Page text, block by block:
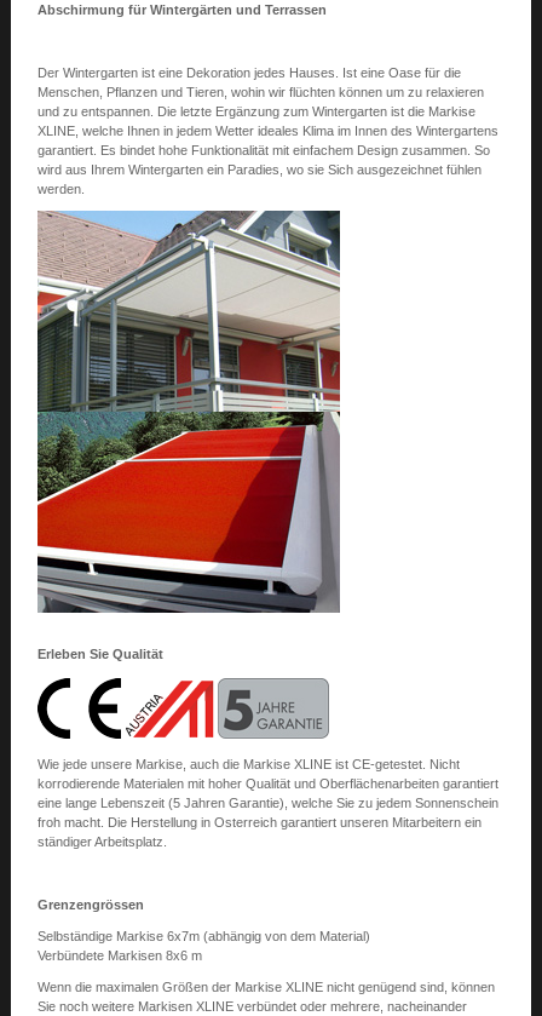
Abschirmung für Wintergärten und Terrassen
Der Wintergarten ist eine Dekoration jedes Hauses. Ist eine Oase für die
Menschen, Pflanzen und Tieren, wohin wir flüchten können um zu relaxieren
und zu entspannen. Die letzte Ergänzung zum Wintergarten ist die Markise
XLINE, welche Ihnen in jedem Wetter ideales Klima im Innen des Wintergartens
garantiert. Es bindet hohe Funktionalität mit einfachem Design zusammen. So
wird aus Ihrem Wintergarten ein Paradies, wo sie Sich ausgezeichnet fühlen
werden.
Erleben Sie Qualität
Wie jede unsere Markise, auch die Markise XLINE ist CE-getestet. Nicht
korrodierende Materialen mit hoher Qualität und Oberflächenarbeiten garantiert
eine lange Lebenszeit (5 Jahren Garantie), welche Sie zu jedem Sonnenschein
froh macht. Die Herstellung in Osterreich garantiert unseren Mitarbeitern ein
ständiger Arbeitsplatz.
Grenzengrössen
Selbständige Markise 6x7m (abhängig von dem Material)
Verbündete Markisen 8x6 m
Wenn die maximalen Größen der Markise XLINE nicht genügend sind, können
Sie noch weitere Markisen XLINE verbündet oder mehrere, nacheinander